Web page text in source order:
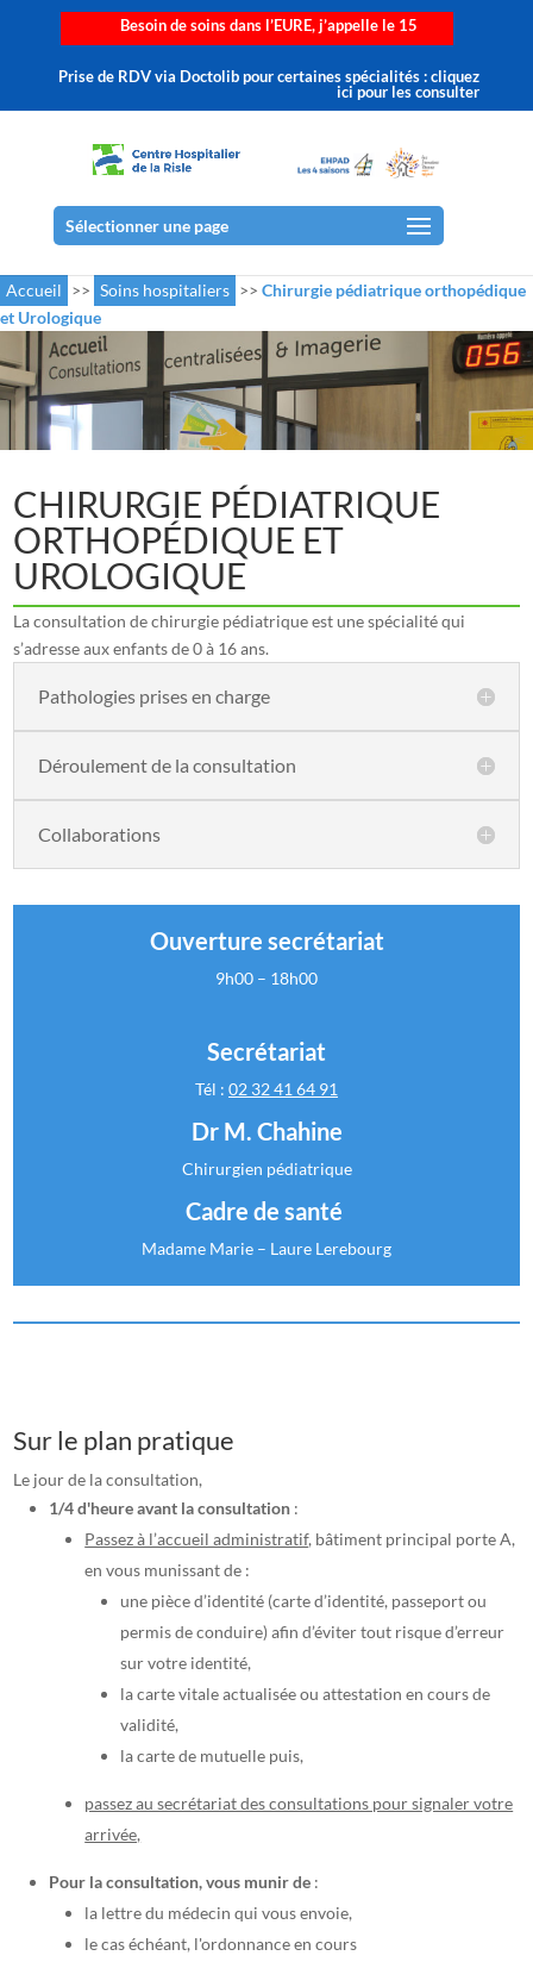
Besoin de soins dans l’EURE, j’appelle le 15
Prise de RDV via Doctolib pour certaines spécialités : cliquez
ici pour les consulter
Sélectionner une page
Accueil >> Soins hospitaliers >> Chirurgie pédiatrique orthopédique
et Urologique
CHIRURGIE PÉDIATRIQUE
ORTHOPÉDIQUE ET
UROLOGIQUE
La consultation de chirurgie pédiatrique est une spécialité qui
s’adresse aux enfants de 0 à 16 ans.
Pathologies prises en charge
Déroulement de la consultation
Collaborations
Ouverture secrétariat
9h00 – 18h00
Secrétariat
Tél : 02 32 41 64 91
Dr M. Chahine
Chirurgien pédiatrique
Cadre de santé
Madame Marie – Laure Lerebourg
Sur le plan pratique
Le jour de la consultation,
1/4 d'heure avant la consultation :
Passez à l’accueil administratif, bâtiment principal porte A,
en vous munissant de :
une pièce d’identité (carte d’identité, passeport ou
permis de conduire) afin d’éviter tout risque d’erreur
sur votre identité,
la carte vitale actualisée ou attestation en cours de
validité,
la carte de mutuelle puis,
passez au secrétariat des consultations pour signaler votre
arrivée,
Pour la consultation, vous munir de :
la lettre du médecin qui vous envoie,
le cas échéant, l'ordonnance en cours